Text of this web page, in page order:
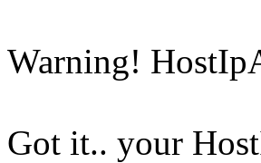
Warning!
Got it.. your